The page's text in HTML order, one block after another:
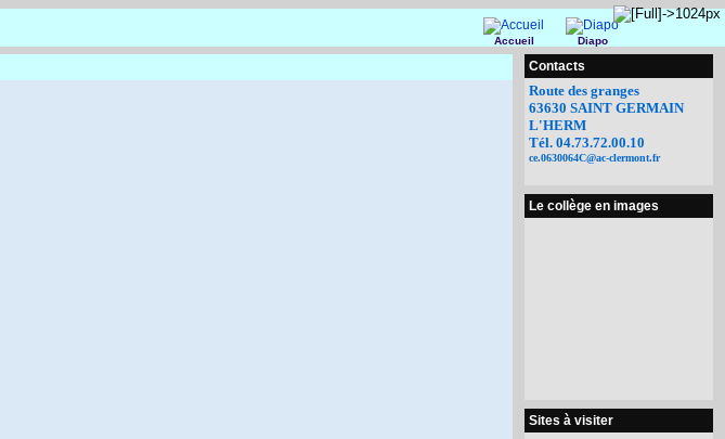
Accueil Diapo
Contacts
Route des granges
63630 SAINT GERMAIN
L'HERM
Tél. 04.73.72.00.10
ce.0630064C@ac-clermont.fr
Le collège en images
Sites à visiter